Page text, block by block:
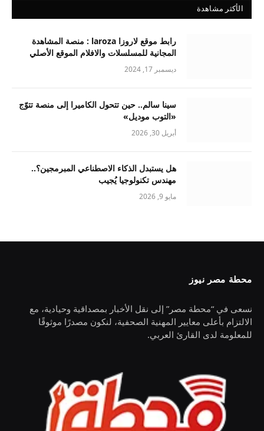
الأكثر مشاهدة
رابط موقع لاروزا laroza : منصة المشاهدة
المجانية للمسلسلات والافلام الموقع الأصلي
ديسمبر 17, 2024
سينا سالم.. حين تتحول الكاميرا إلى منصة تتوّج
«التوب موديل»
أبريل 30, 2026
هل يستبدل الذكاء الاصطناعي المبرمجين؟..
مهندس تكنولوجيا يُجيب
مايو 9, 2026
محطة مصر نيوز
نسعى في “محطة مصر” إلى نقل الأخبار بمصداقية وحيادية، مع
الالتزام بأعلى معايير المهنية الصحفية، لنكون مصدرًا موثوقًا
للمعلومة لدى القارئ العربي.